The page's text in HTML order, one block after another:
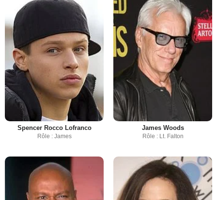
Spencer Rocco Lofranco
Rôle : James
James Woods
Rôle : Lt. Falton